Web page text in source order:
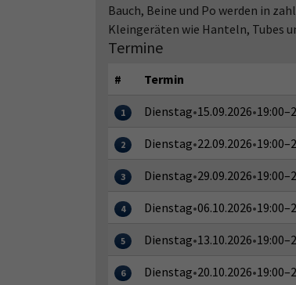
Bauch, Beine und Po werden in
Kleingeräten wie Hanteln, Tubes
Termine
# Termin
1 Dienstag•15.09.2026•
2 Dienstag•22.09.2026•
3 Dienstag•29.09.2026•
4 Dienstag•06.10.2026•
5 Dienstag•13.10.2026•
6 Dienstag•20.10.2026•